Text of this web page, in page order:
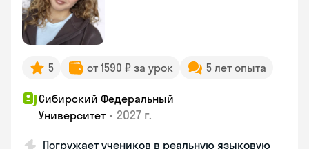
5 от 1590 ₽ за урок 5 лет опыта
Сибирский Федеральный
Университет • 2027 г.
Погружает учеников в реальную языковую